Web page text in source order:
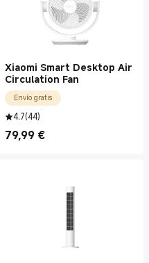
Xiaomi Smart Desktop Air
Circulation Fan
Envío gratis
4.7(44)
79,99 €
Current Price €79.99